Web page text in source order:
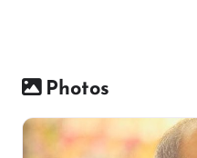
Photos